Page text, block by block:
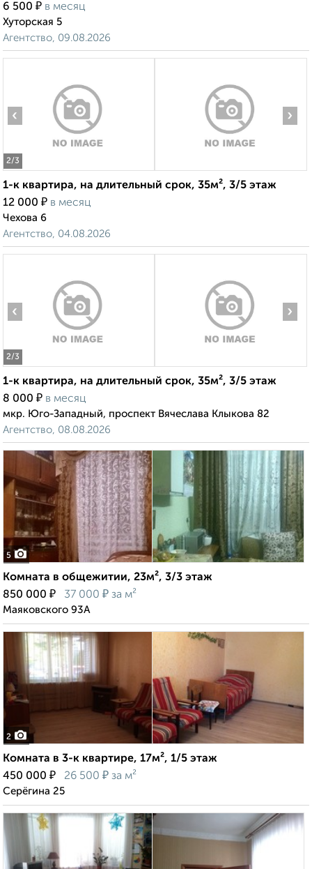
6 500 ₽ в месяц
Хуторская 5
Агентство, 09.08.2026
2/3
‹ ›
1-к квартира, на длительный срок, 35м², 3/5 этаж
12 000 ₽ в месяц
Чехова 6
Агентство, 04.08.2026
2/3
‹ ›
1-к квартира, на длительный срок, 35м², 3/5 этаж
8 000 ₽ в месяц
мкр. Юго-Западный, проспект Вячеслава Клыкова 82
Агентство, 08.08.2026
5
Комната в общежитии, 23м², 3/3 этаж
850 000 ₽ 37 000 ₽ за м²
Маяковского 93А
2
Комната в 3-к квартире, 17м², 1/5 этаж
450 000 ₽ 26 500 ₽ за м²
Серёгина 25